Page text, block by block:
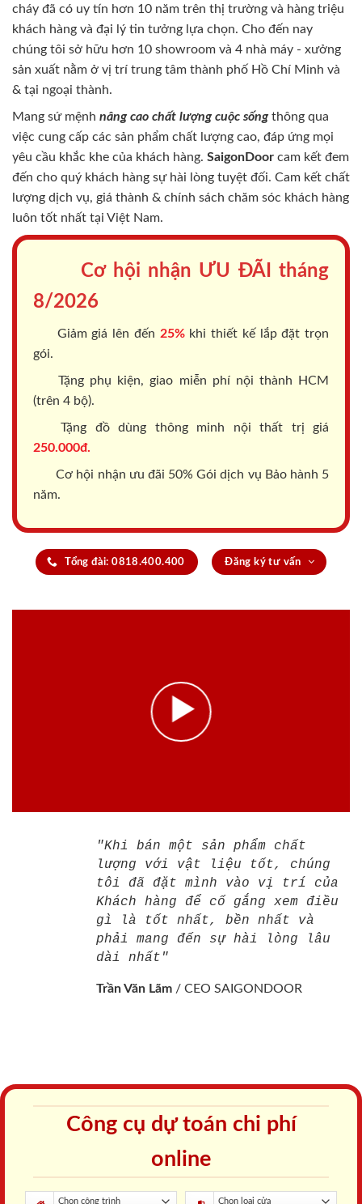
cháy đã có uy tín hơn 10 năm trên thị trường và hàng triệu
khách hàng và đại lý tin tưởng lựa chọn. Cho đến nay
chúng tôi sở hữu hơn 10 showroom và 4 nhà máy - xưởng
sản xuất nằm ở vị trí trung tâm thành phố Hồ Chí Minh và
& tại ngoại thành.
Mang sứ mệnh nâng cao chất lượng cuộc sốngthông qua
việc cung cấp các sản phẩm chất lượng cao, đáp ứng mọi
yêu cầu khắc khe của khách hàng. SaigonDoor cam kết đem
đến cho quý khách hàng sự hài lòng tuyệt đối. Cam kết chất
lượng dịch vụ, giá thành & chính sách chăm sóc khách hàng
luôn tốt nhất tại Việt Nam.
Cơ hội nhận ƯU ĐÃI tháng
8/2026
Giảm giá lên đến 25%khi thiết kế lắp đặt trọn
gói.
Tặng phụ kiện, giao miễn phí nội thành HCM
(trên 4 bộ).
Tặng đồ dùng thông minh nội thất trị giá
250.000đ.
Cơ hội nhận ưu đãi 50% Gói dịch vụ Bảo hành 5
năm.
Tổng đài: 0818.400.400 Đăng ký tư vấn
"Khi bán một sản phẩm chất
lượng với vật liệu tốt, chúng
tôi đã đặt mình vào vị trí của
Khách hàng để cố gắng xem điều
gì là tốt nhất, bền nhất và
phải mang đến sự hài lòng lâu
dài nhất"
Trần Văn Lãm / CEO SAIGONDOOR
Công cụ dự toán chi phí
online